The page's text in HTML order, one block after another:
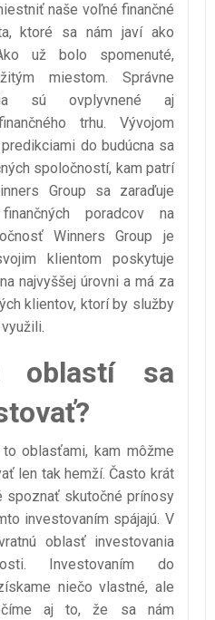
naše voľné finančné
ktoré sa nám javí ako
už bolo spomenuté,
miestom. Správne
sú ovplyvnené aj
trhu. Vývojom
do budúcna sa
spoločností, kam patrí
Group sa zaraďuje
poradcov na
Winners Group je
klientom poskytuje
najvyššej úrovni a má za
klientov, ktorí by služby
oblastí sa
oblasťami, kam môžme
len tak hemží. Často krát
spoznať skutočné prínosy
investovaním spájajú. V
oblasť investovania
Investovaním do
niečo vlastné, ale
aj to, že sa nám